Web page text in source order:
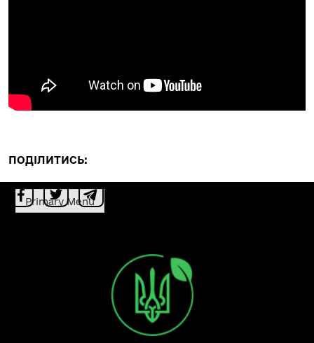
ПОДІЛИТИСЬ:
Primary Menu